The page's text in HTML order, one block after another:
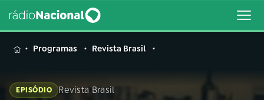
MENUProgramas Revista Brasil
EPISÓDIO Revista Brasil